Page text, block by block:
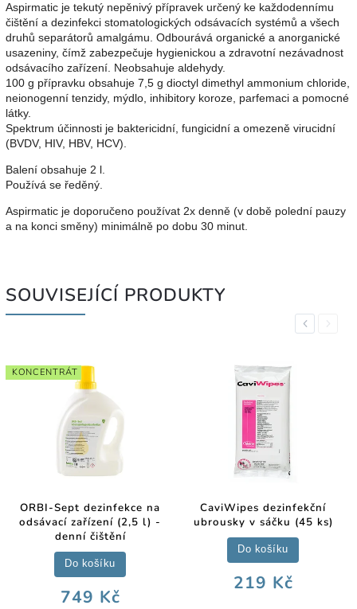
Aspirmatic je tekutý nepěnivý přípravek určený ke každodennímu
čištění a dezinfekci stomatologických odsávacích systémů a všech
druhů separátorů amalgámu. Odbourává organické a anorganické
usazeniny, čímž zabezpečuje hygienickou a zdravotní nezávadnost
odsávacího zařízení. Neobsahuje aldehydy.
100 g přípravku obsahuje 7,5 g dioctyl dimethyl ammonium chloride,
neionogenní tenzidy, mýdlo, inhibitory koroze, parfemaci a pomocné
látky.
Spektrum účinnosti je baktericidní, fungicidní a omezeně virucidní
(BVDV, HIV, HBV, HCV).
Balení obsahuje 2 l.
Používá se ředěný.
Aspirmatic je doporučeno používat 2x denně (v době polední pauzy
a na konci směny) minimálně po dobu 30 minut.
SOUVISEJÍCÍ PRODUKTY
Previous
KONCENTRÁT
ORBI-Sept dezinfekce na
odsávací zařízení (2,5 l) -
denní čištění
749 Kč
Do košíku
CaviWipes dezinfekční
ubrousky v sáčku (45 ks)
219 Kč
Do košíku
Next